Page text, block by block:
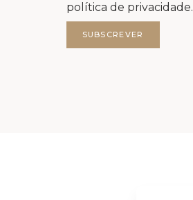
política de privacidade.
SUBSCREVER